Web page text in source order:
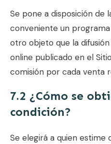
Se pone a disposición de
conveniente un
otro objeto que la
online publicado en el
comisión por cada venta
7.2 ¿Cómo se
condición?
Se elegirá a quien